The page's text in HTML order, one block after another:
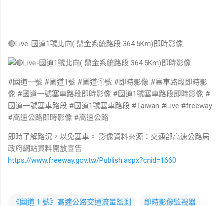
🔴Live-國道1號北向( 鼎金系統路段 364.5Km)即時影像
#國道一號 #國道1號 #國道①號 #即時影像 #塞車路段即時影
像 #國道一號塞車路段即時影像 #國道1號塞車路段即時影像 #
國道一號塞車路段 #國道1號塞車路段 #Taiwan #Live #freeway
#高速公路即時影像 #高速公路
即時了解路況，以免塞車。 影像資料來源：交通部高速公路局
政府網站資料開放宣告
https://www.freeway.gov.tw/Publish.aspx?cnid=1660
《國道 1 號》高速公路交通流量監測 即時影像監視器